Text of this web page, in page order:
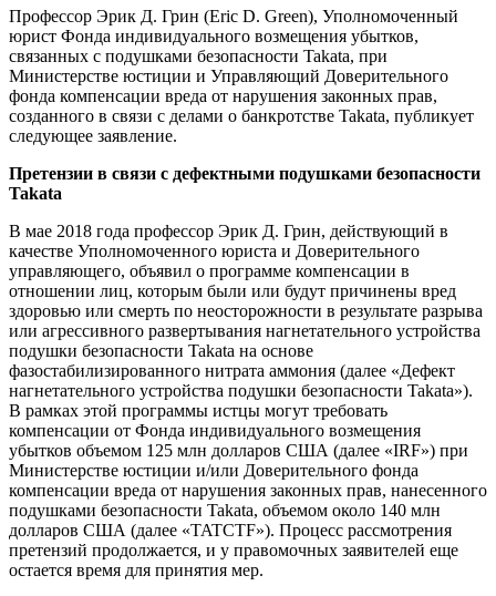
Профессор Эрик Д. Грин (Eric D. Green), Уполномоченный
юрист Фонда индивидуального возмещения убытков,
связанных с подушками безопасности Takata, при
Министерстве юстиции и Управляющий Доверительного
фонда компенсации вреда от нарушения законных прав,
созданного в связи с делами о банкротстве Takata, публикует
следующее заявление.
Претензии в связи с дефектными подушками безопасности
Takata
В мае 2018 года профессор Эрик Д. Грин, действующий в
качестве Уполномоченного юриста и Доверительного
управляющего, объявил о программе компенсации в
отношении лиц, которым были или будут причинены вред
здоровью или смерть по неосторожности в результате разрыва
или агрессивного развертывания нагнетательного устройства
подушки безопасности Takata на основе
фазостабилизированного нитрата аммония (далее «Дефект
нагнетательного устройства подушки безопасности Takata»).
В рамках этой программы истцы могут требовать
компенсации от Фонда индивидуального возмещения
убытков объемом 125 млн долларов США (далее «IRF») при
Министерстве юстиции и/или Доверительного фонда
компенсации вреда от нарушения законных прав, нанесенного
подушками безопасности Takata, объемом около 140 млн
долларов США (далее «TATCTF»). Процесс рассмотрения
претензий продолжается, и у правомочных заявителей еще
остается время для принятия мер.